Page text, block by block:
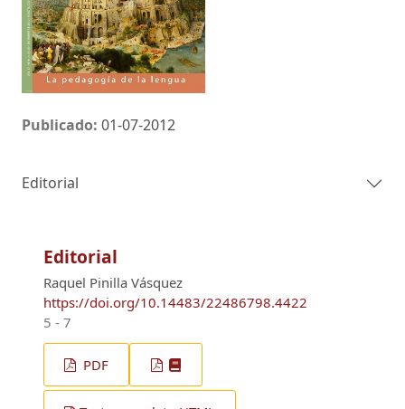
Publicado: 01-07-2012
Editorial
Editorial
Raquel Pinilla Vásquez
https://doi.org/10.14483/22486798.4422
5 - 7
PDF